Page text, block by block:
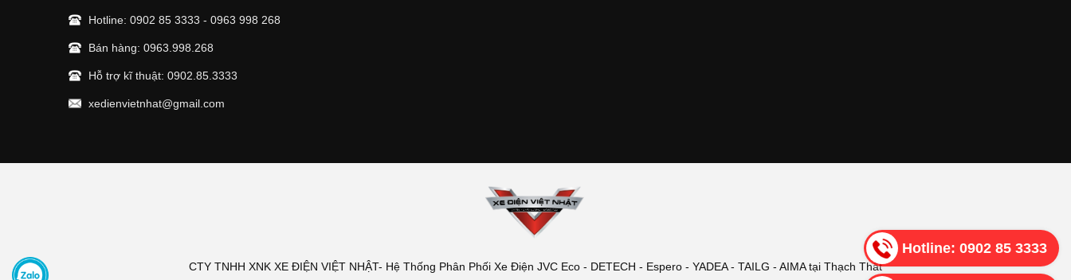
Hotline: 0902 85 3333 - 0963 998 268
Bán hàng: 0963.998.268
Hỗ trợ kĩ thuật: 0902.85.3333
xedienvietnhat@gmail.com
CTY TNHH XNK XE ĐIỆN VIỆT NHẬT- Hệ Thống Phân Phối Xe Điện JVC Eco - DETECH - Espero - YADEA - TAILG - AIMA tại Thạch Thất
Hotline: 0902 85 3333